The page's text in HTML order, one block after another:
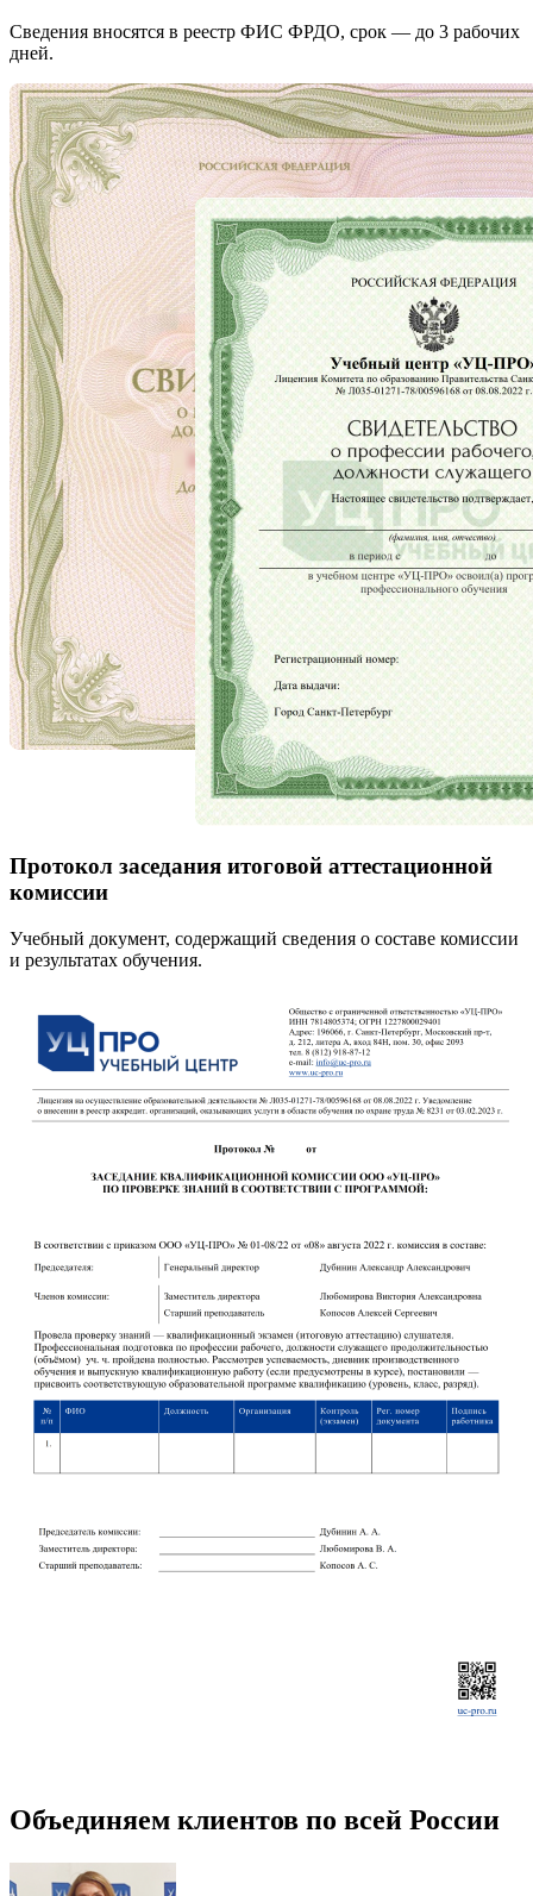
Сведения вносятся в реестр ФИС ФРДО, срок — до 3 рабочих
дней.
Протокол заседания итоговой аттестационной
комиссии
Учебный документ, содержащий сведения о составе комиссии
и результатах обучения.
Объединяем клиентов по всей России